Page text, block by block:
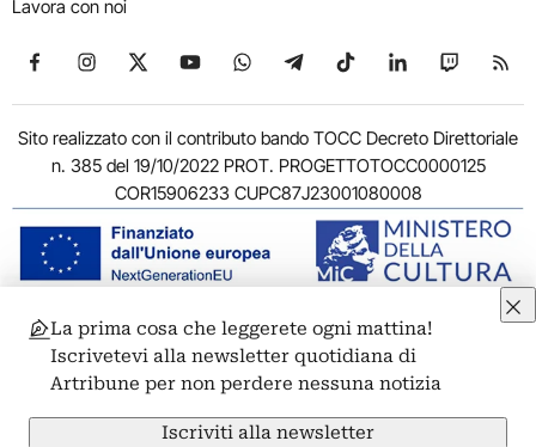
Lavora con noi
Seguici su Facebook
Seguici su Instagram
Seguici su X
Seguici su YouTube
Seguici su WhatsApp
Seguici su Telegram
Seguici su TikTok
Seguici su
Seguici
Sito realizzato con il contributo bando TOCC Decreto Direttoriale
n. 385 del 19/10/2022 PROT. PROGETTOTOCC0000125
COR15906233 CUPC87J23001080008
© 2011-2026 ARTRIBUNE srl – Corso Vittorio Emanuele II, 287 –
00186 Roma - P.I. 11381581005
Privacy: Responsabile della protezione dei dati personali
ARTRIBUNE srl – Corso Vittorio Emanuele II, 287 – 00186 Roma
La prima cosa che leggerete ogni mattina!
Iscrivetevi alla newsletter quotidiana di
Artribune per non perdere nessuna notizia
Iscriviti alla newsletter